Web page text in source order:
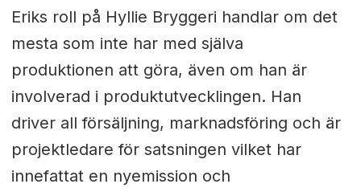
Eriks roll på Hyllie Bryggeri handlar om det
mesta som inte har med själva
produktionen att göra, även om han är
involverad i produktutvecklingen. Han
driver all försäljning, marknadsföring och är
projektledare för satsningen vilket har
innefattat en nyemission och